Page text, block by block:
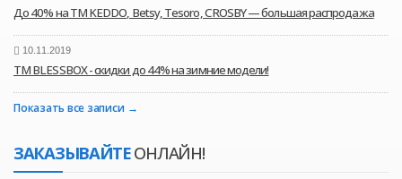
До 40% на ТМ KEDDO, Betsy, Tesoro, CROSBY — большая распродажа
10.11.2019
ТМ BLESSBOX - скидки до 44% на зимние модели!
Показать все записи
ЗАКАЗЫВАЙТЕОНЛАЙН!